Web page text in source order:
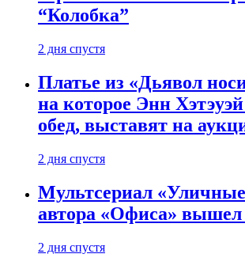
“Колобка”
2 дня спустя
Платье из «Дьявол
на которое Энн
обед, выставят на
2 дня спустя
Мультсериал
автора «Офиса»
2 дня спустя